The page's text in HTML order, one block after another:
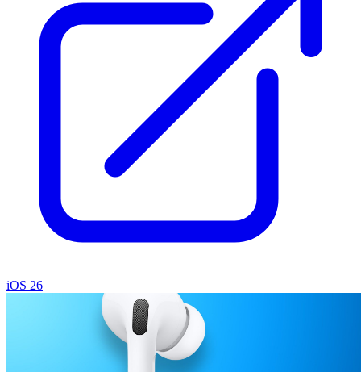
iOS 26